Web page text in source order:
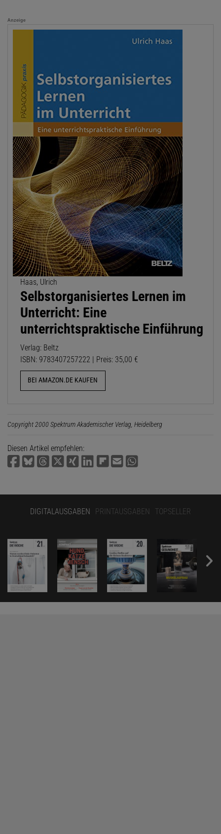
Anzeige
Haas, Ulrich
Selbstorganisiertes Lernen im
Unterricht: Eine
unterrichtspraktische Einführung
Verlag: Beltz
ISBN: 9783407257222 | Preis: 35,00 €
BEI AMAZON.DE KAUFEN
Copyright 2000 Spektrum Akademischer Verlag, Heidelberg
Diesen Artikel empfehlen:
DIGITALAUSGABEN PRINTAUSGABEN TOPSELLER